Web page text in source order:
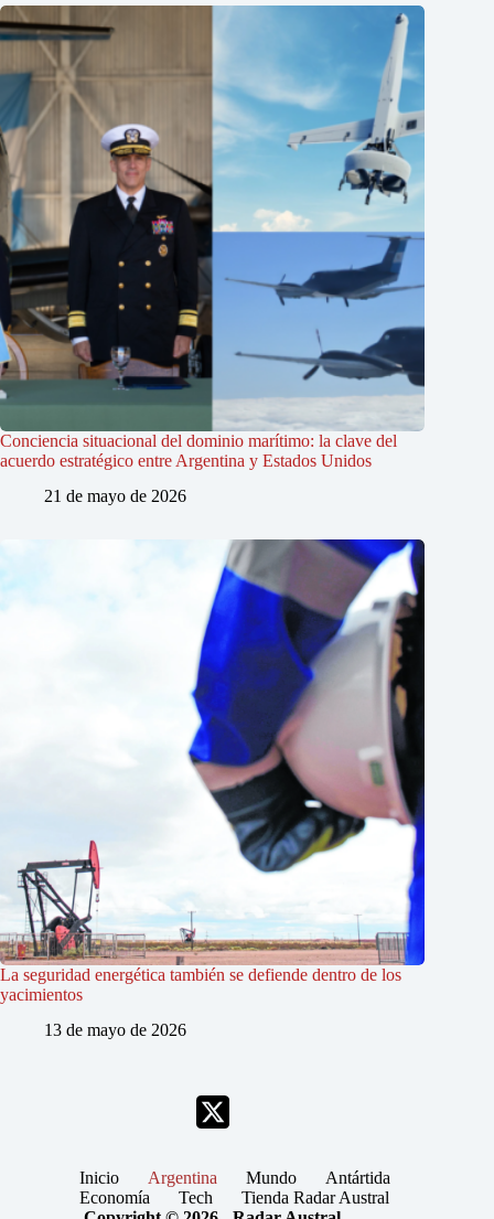
Conciencia situacional del dominio marítimo: la clave del
acuerdo estratégico entre Argentina y Estados Unidos
21 de mayo de 2026
La seguridad energética también se defiende dentro de los
yacimientos
13 de mayo de 2026
Inicio Argentina Mundo
Antártida
Economía
Tech
Tienda Radar Austral